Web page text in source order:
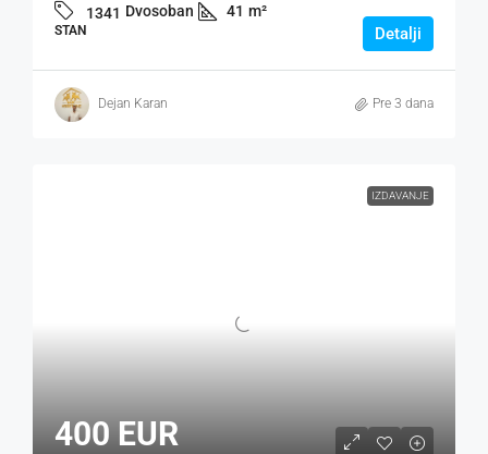
1341 Dvosoban 41 m²
STAN Detalji
Dejan Karan Pre 3 dana
IZDAVANJE
400 EUR